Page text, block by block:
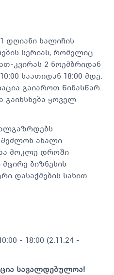
დღიანი ხალიჩის
სერიას, რომელიც
კვირას 2 ნოემბრიდან
საათიდან 18:00 მდე.
გაიაროთ წინასწარ.
გაიხსნება ყოველ
ახალი
და მოკლე დროში
ბიზნესის
დასაქმების სახით
- 18:00 (2.11.24 -
სავალდებულოა!